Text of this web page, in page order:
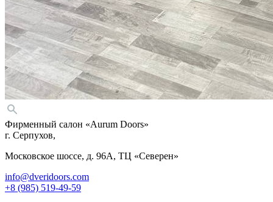
Фирменный салон «Aurum Doors»
г. Серпухов,
Московское шоссе, д. 96А, ТЦ «Северен»
info@dveridoors.com
+8 (985) 519-49-59